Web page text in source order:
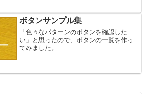
ボタンサンプル集
「色々なパターンのボタンを確認した
い」と思ったので、ボタンの一覧を作っ
てみました。